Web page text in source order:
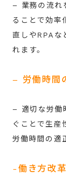
– 業務の流れ
ることで効率
直しやRPAな
れます。
– 労働時間
– 適切な労働
ぐことで生産
労働時間の適
-働き方改革